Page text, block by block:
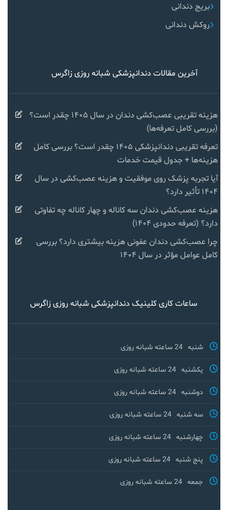
بریج دندانی
روکش دندانی
آخرین مقالات دندانپزشکی شبانه روزی زاگرس
هزینه تقریبی عصب‌کشی دندان در سال ۱۴۰۵ چقدر است؟
(بررسی کامل تعرفه‌ها)
تعرفه تقریبی دندانپزشکی ۱۴۰۵ چقدر است؟ بررسی کامل
هزینه‌ها + جدول قیمت خدمات
آیا تجربه پزشک روی موفقیت و هزینه عصب‌کشی در سال
۱۴۰۴ تأثیر دارد؟
هزینه عصب‌کشی دندان سه کاناله و چهار کاناله چه تفاوتی
دارد؟ (تعرفه حدودی ۱۴۰۴)
چرا عصب‌کشی دندان عفونی هزینه بیشتری دارد؟ بررسی
کامل عوامل مؤثر در سال ۱۴۰۴
ساعات کاری کلینیک دندانپزشکی شبانه روزی زاگرس
شنبه 24 ساعته شبانه روزی
یکشنبه 24 ساعته شبانه روزی
دوشنبه 24 ساعته شبانه روزی
سه شنبه 24 ساعته شبانه روزی
چهارشنبه 24 ساعته شبانه روزی
پنج شنبه 24 ساعته شبانه روزی
جمعه 24 ساعته شبانه روزی